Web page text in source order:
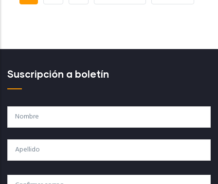
Suscripción a boletín
Nombre
Apellido